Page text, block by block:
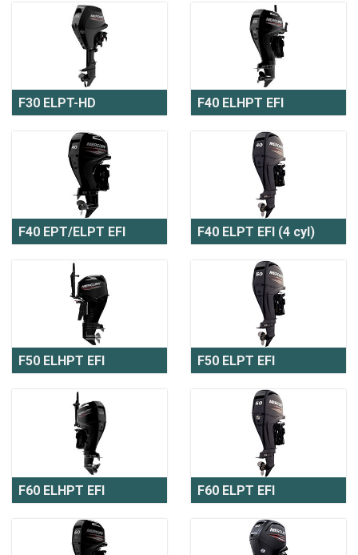
F30 ELPT-HD F40 ELHPT EFI
F40 EPT/ELPT EFI F40 ELPT EFI (4 cyl)
F50 ELHPT EFI F50 ELPT EFI
F60 ELHPT EFI F60 ELPT EFI